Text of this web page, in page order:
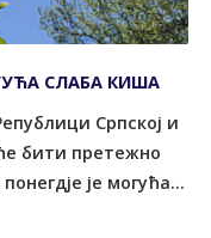
СЛАБА КИША
Српској и
бити претежно
је могућа...